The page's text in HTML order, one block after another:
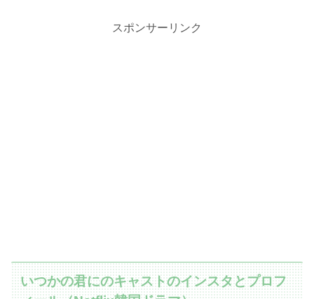
スポンサーリンク
いつかの君にのキャストのインスタとプロフ